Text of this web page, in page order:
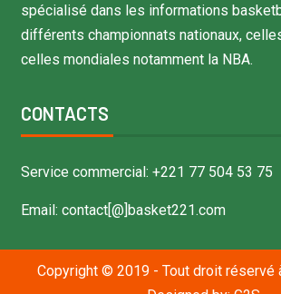
spécialisé dans les informations
différents championnats nationaux,
celles mondiales notamment la NBA.
CONTACTS
Service commercial: +221 77 504 53 75
Email: contact[@]basket221.com
Copyright © 2019 - Tout droit réservé